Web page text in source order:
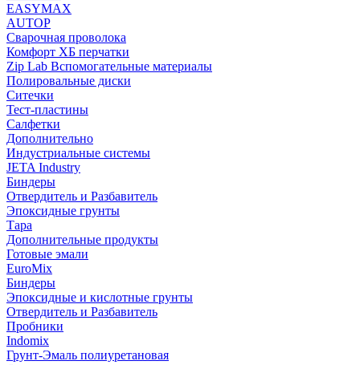
EASYMAX
AUTOP
Сварочная проволока
Комфорт ХБ перчатки
Zip Lab Вспомогательные материалы
Полировальные диски
Ситечки
Тест-пластины
Салфетки
Дополнительно
Индустриальные системы
JETA Industry
Биндеры
Отвердитель и Разбавитель
Эпоксидные грунты
Тара
Дополнительные продукты
Готовые эмали
EuroMix
Биндеры
Эпоксидные и кислотные грунты
Отвердитель и Разбавитель
Пробники
Indomix
Грунт-Эмаль полиуретановая